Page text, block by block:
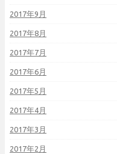
2017年9月
2017年8月
2017年7月
2017年6月
2017年5月
2017年4月
2017年3月
2017年2月